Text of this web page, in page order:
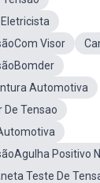
Visor
Automotiva
Tensao
Positivo
Teste De